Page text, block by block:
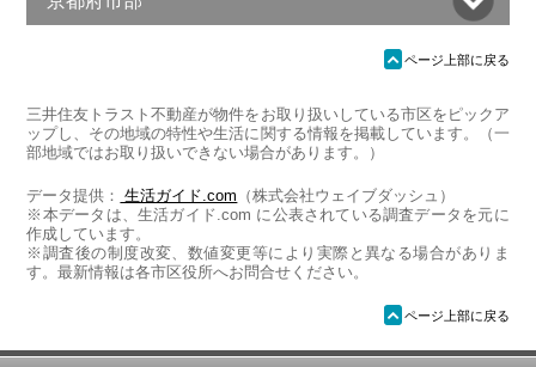
ü ページ上部に戻る
三井住友トラスト不動産が物件をお取り扱いしている市区をピックア
ップし、その地域の特性や生活に関する情報を掲載しています。（一
部地域ではお取り扱いできない場合があります。）
データ提供： 生活ガイド.com （株式会社ウェイブダッシュ）
※本データは、生活ガイド.com に公表されている調査データを元に
作成しています。
※調査後の制度改変、数値変更等により実際と異なる場合がありま
す。最新情報は各市区役所へお問合せください。
ü ページ上部に戻る